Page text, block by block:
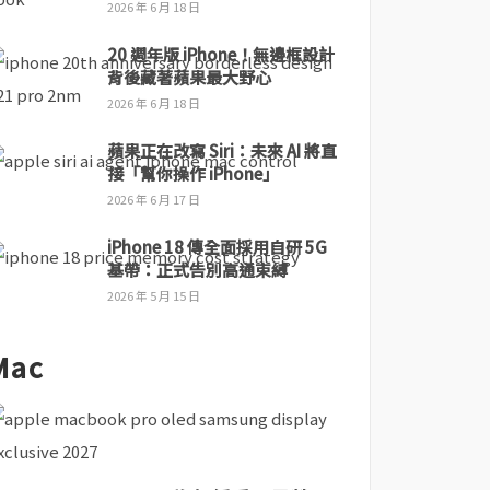
2026 年 6 月 18 日
20 週年版 iPhone！無邊框設計
背後藏著蘋果最大野心
2026 年 6 月 18 日
蘋果正在改寫 Siri：未來 AI 將直
接「幫你操作 iPhone」
2026 年 6 月 17 日
iPhone 18 傳全面採用自研 5G
基帶：正式告別高通束縛
2026 年 5 月 15 日